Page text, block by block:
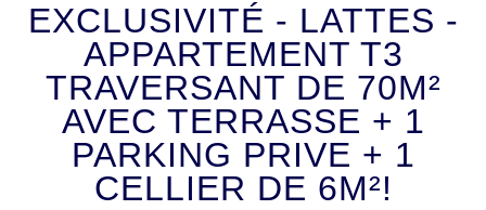
EXCLUSIVITÉ - LATTES -
APPARTEMENT T3
TRAVERSANT DE 70M²
AVEC TERRASSE + 1
PARKING PRIVE + 1
CELLIER DE 6M²!